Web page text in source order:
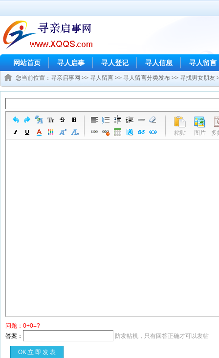
网站首页 寻人启事 寻人登记 寻人信息 寻人留言
您当前位置： 寻亲启事网 >> 寻人留言 >> 寻人留言分类发布 >> 寻找男女朋友
问题：0+0=?
答案：
防发帖机，只有回答正确才可以发帖